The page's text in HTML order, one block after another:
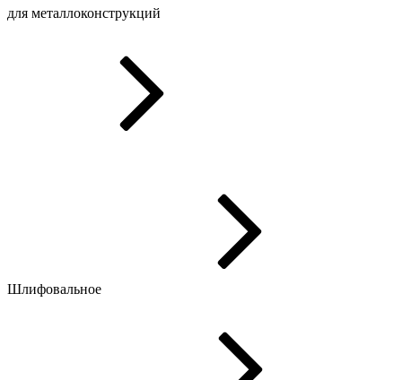
для металлоконструкций
Шлифовальное